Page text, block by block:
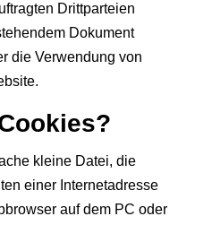
Drittparteien
Dokument
die Verwendung von
kleine Datei, die
einer Internetadresse
auf dem PC oder